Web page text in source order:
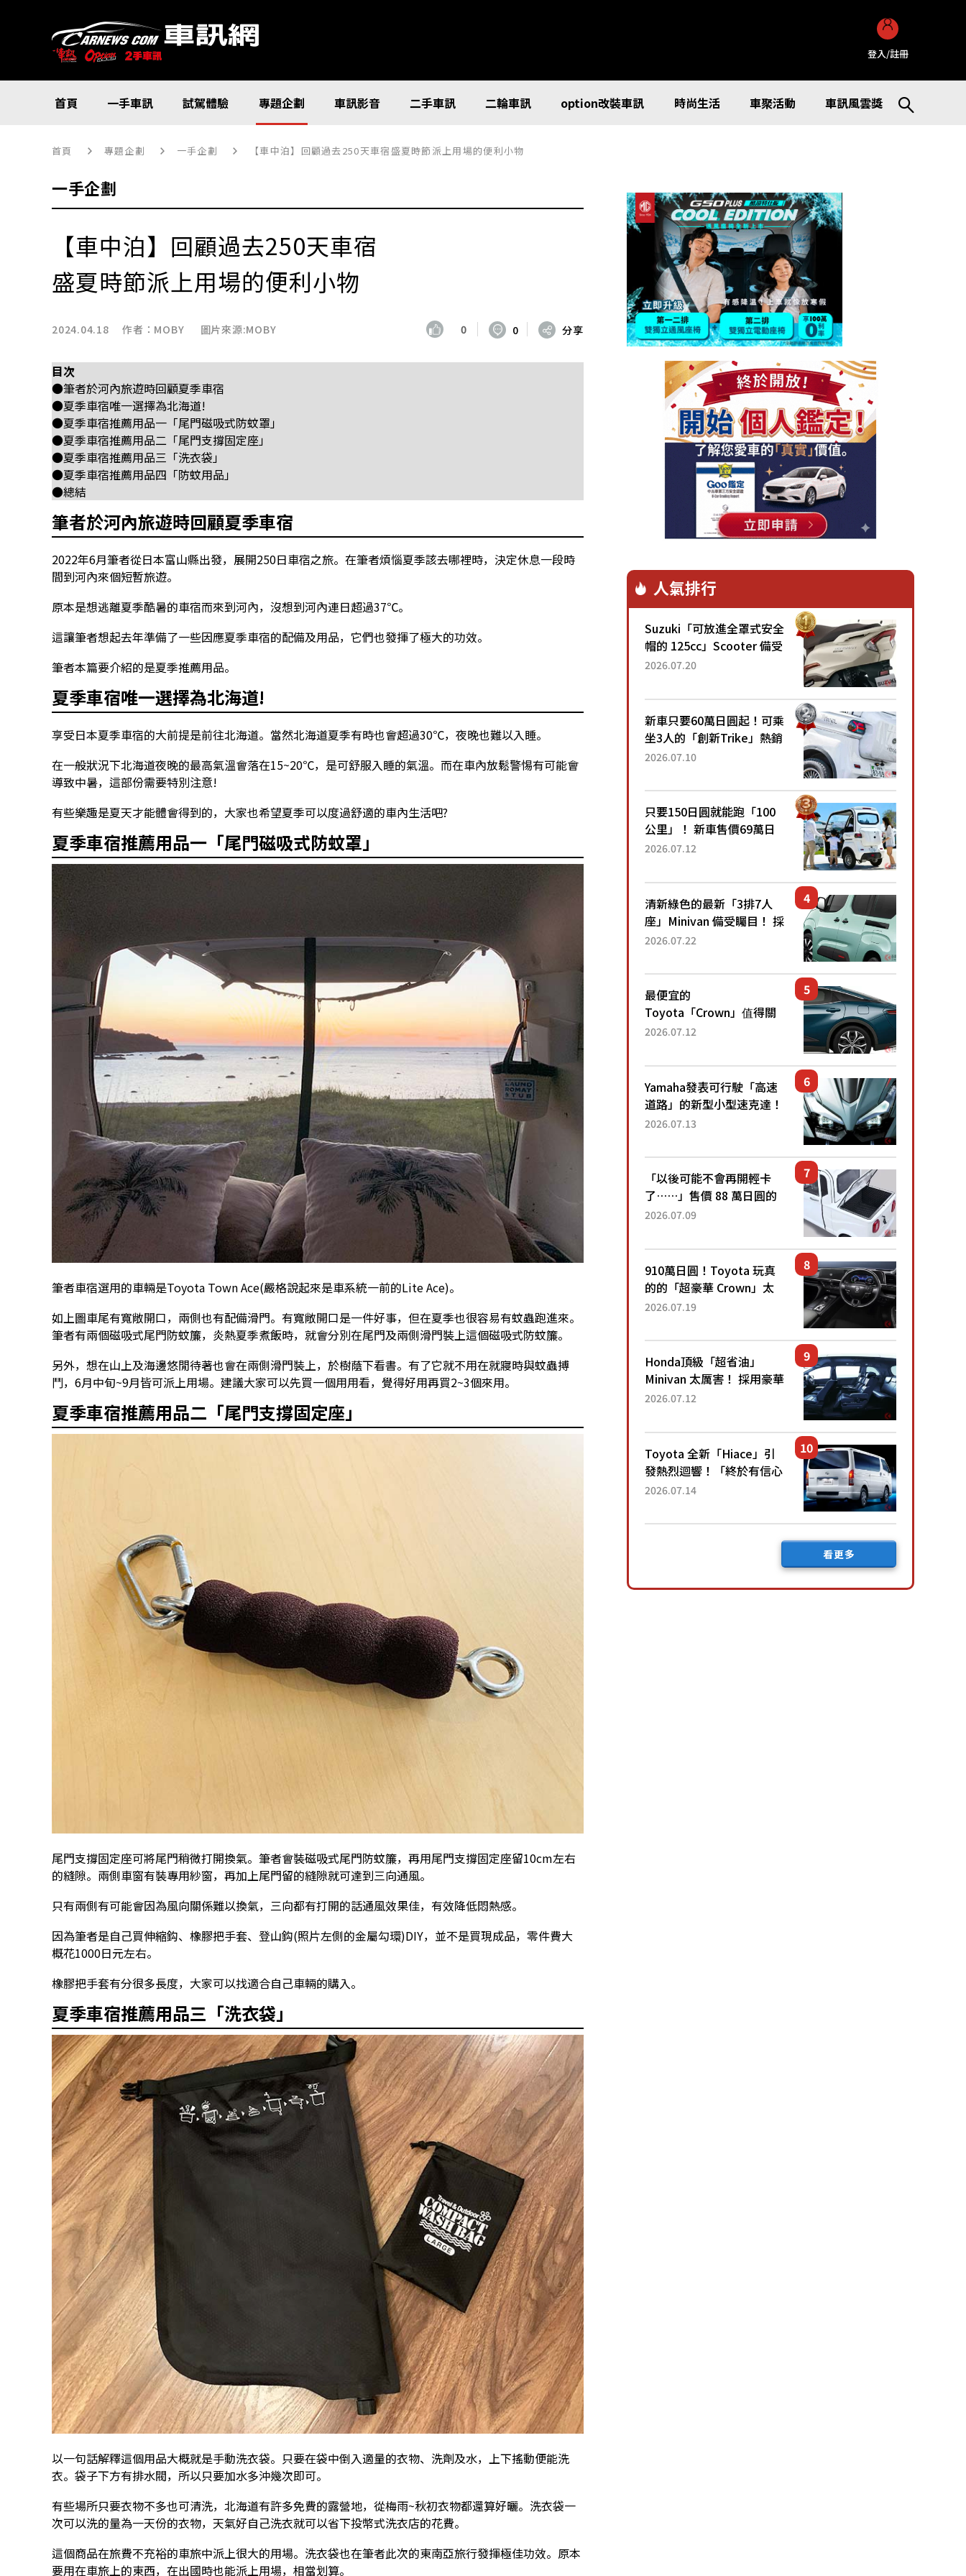
登入/註冊
首頁 一手車訊 試駕體驗 專題企劃 車訊影音 二手車訊 二輪車訊 option改裝車訊 時尚生活 車聚活動 車訊風雲獎
首頁 專題企劃 一手企劃 【車中泊】回顧過去250天車宿盛夏時節派上用場的便利小物
一手企劃
【車中泊】回顧過去250天車宿
盛夏時節派上用場的便利小物
2024.04.18 作者： MOBY 圖片來源:MOBY 0 0 分享
目次
●筆者於河內旅遊時回顧夏季車宿
●夏季車宿唯一選擇為北海道!
●夏季車宿推薦用品一「尾門磁吸式防蚊罩」
●夏季車宿推薦用品二「尾門支撐固定座」
●夏季車宿推薦用品三「洗衣袋」
●夏季車宿推薦用品四「防蚊用品」
●總結
筆者於河內旅遊時回顧夏季車宿
2022年6月筆者從日本富山縣出發，展開250日車宿之旅。在筆者煩惱夏季該去哪裡時，決定休息一段時
間到河內來個短暫旅遊。
原本是想逃離夏季酷暑的車宿而來到河內，沒想到河內連日超過37℃。
這讓筆者想起去年準備了一些因應夏季車宿的配備及用品，它們也發揮了極大的功效。
筆者本篇要介紹的是夏季推薦用品。
夏季車宿唯一選擇為北海道!
享受日本夏季車宿的大前提是前往北海道。當然北海道夏季有時也會超過30℃，夜晚也難以入睡。
在一般狀況下北海道夜晚的最高氣溫會落在15~20℃，是可舒服入睡的氣溫。而在車內放鬆警惕有可能會
導致中暑，這部份需要特別注意!
有些樂趣是夏天才能體會得到的，大家也希望夏季可以度過舒適的車內生活吧?
夏季車宿推薦用品一「尾門磁吸式防蚊罩」
筆者車宿選用的車輛是Toyota Town Ace(嚴格說起來是車系統一前的Lite Ace)。
如上圖車尾有寬敞開口，兩側也有配備滑門。有寬敞開口是一件好事，但在夏季也很容易有蚊蟲跑進來。
筆者有兩個磁吸式尾門防蚊簾，炎熱夏季煮飯時，就會分別在尾門及兩側滑門裝上這個磁吸式防蚊簾。
另外，想在山上及海邊悠閒待著也會在兩側滑門裝上，於樹蔭下看書。有了它就不用在就寢時與蚊蟲搏
鬥，6月中旬~9月皆可派上用場。建議大家可以先買一個用用看，覺得好用再買2~3個來用。
夏季車宿推薦用品二「尾門支撐固定座」
尾門支撐固定座可將尾門稍微打開換氣。筆者會裝磁吸式尾門防蚊簾，再用尾門支撐固定座留10cm左右
的縫隙。兩側車窗有裝專用紗窗，再加上尾門留的縫隙就可達到三向通風。
只有兩側有可能會因為風向關係難以換氣，三向都有打開的話通風效果佳，有效降低悶熱感。
因為筆者是自己買伸縮鈎、橡膠把手套、登山鈎(照片左側的金屬勾環)DIY，並不是買現成品，零件費大
概花1000日元左右。
橡膠把手套有分很多長度，大家可以找適合自己車輛的購入。
夏季車宿推薦用品三「洗衣袋」
以一句話解釋這個用品大概就是手動洗衣袋。只要在袋中倒入適量的衣物、洗劑及水，上下搖動便能洗
衣。袋子下方有排水閥，所以只要加水多沖幾次即可。
有些場所只要衣物不多也可清洗，北海道有許多免費的露營地，從梅雨~秋初衣物都還算好曬。洗衣袋一
次可以洗的量為一天份的衣物，天氣好自己洗衣就可以省下投幣式洗衣店的花費。
這個商品在旅費不充裕的車旅中派上很大的用場。洗衣袋也在筆者此次的東南亞旅行發揮極佳功效。原本
要用在車旅上的東西，在出國時也能派上用場，相當划算。
人氣排行
Suzuki「可放進全罩式安全
帽的 125cc」Scooter 備受
矚目！採用全新流線設計與
已陸續開始出口的新款
「B...
2026.07.20
新車只要60萬日圓起！可乘
坐3人的「創新Trike」熱銷
大賣成為人氣車款！「養車
日圓就能跑100公里」「小
朋友坐得...
2026.07.10
只要150日圓就能跑「100
公里」！ 新車售價69萬日
圓的「3人座」Trike大受歡
為何能迅速熱賣？
2026.07.12
清新綠色的最新「3排7人
座」Minivan 備受矚目！ 採
用全長4.7公尺剛剛好的車
還推出467萬元日圓起的5
人座版...
2026.07.22
最便宜的
Toyota「Crown」值得關
注！ 搭載4WD、每公升
眼！ 配備豐富、超越售價
水準，堪稱高CP值代表的
「...
2026.07.12
Yamaha發表可行駛「高速
道路」的新型小型速克達！
搭載能享受超強勁「渦輪
高階「Super Sport」車款
相同的...
2026.07.13
「以後可能不會再開輕卡
了……」售價 88 萬日圓的
「超迷你輕型貨車」引發兩
100 公里！」「免驗車真的
太棒了！...
2026.07.09
910萬日圓！Toyota 玩真
的的「超豪華 Crown」太
厲害了！採用由「匠人技
運動化「底盤設定」！還配
備專屬豪華...
2026.07.19
Honda頂級「超省油」
Minivan 太厲害！ 採用豪華
「真皮座椅」與專屬「黑色
公里，兼具優異節能表現與
舒適「三...
2026.07.12
Toyota 全新「Hiace」引
發熱烈迴響！「終於有信心
下訂了！」「哪個等級交車
後竟然還要等「超過半年」
2026.07.14
看更多